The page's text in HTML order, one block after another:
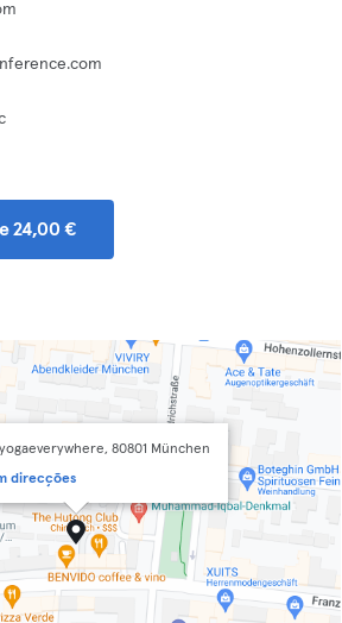
24,00 €
80801 München
direcções